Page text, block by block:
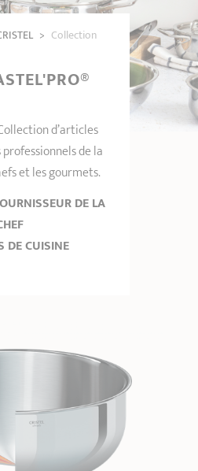
Sets
pâtes Grills
marie
Théières
et anses Cuisine pratique
Autres
cadeau
> Collection
d’articles
de la
et les gourmets.
DE LA
DE CUISINE